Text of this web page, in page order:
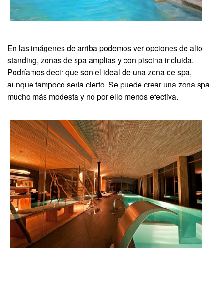
En las imágenes de arriba podemos ver opciones de alto
standing, zonas de spa amplias y con piscina incluida.
Podríamos decir que son el ideal de una zona de spa,
aunque tampoco sería cierto. Se puede crear una zona spa
mucho más modesta y no por ello menos efectiva.